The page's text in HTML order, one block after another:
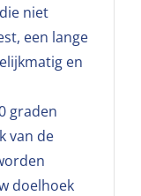
niet
een lange
en
graden
van de
doelhoek